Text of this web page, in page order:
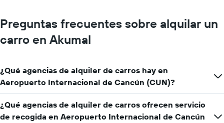
Preguntas frecuentes sobre alquilar un
carro en Akumal
¿Qué agencias de alquiler de carros hay en
Aeropuerto Internacional de Cancún (CUN)?
¿Qué agencias de alquiler de carros ofrecen servicio
de recogida en Aeropuerto Internacional de Cancún